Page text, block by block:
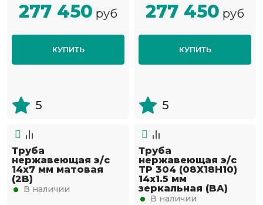
277 450 руб
КУПИТЬ
5
277 450 руб
КУПИТЬ
5
Труба
нержавеющая э/с
14х7 мм матовая
(2B)
В наличии
Труба
нержавеющая э/с
TP 304 (08Х18Н10)
14х1.5 мм
зеркальная (BA)
В наличии